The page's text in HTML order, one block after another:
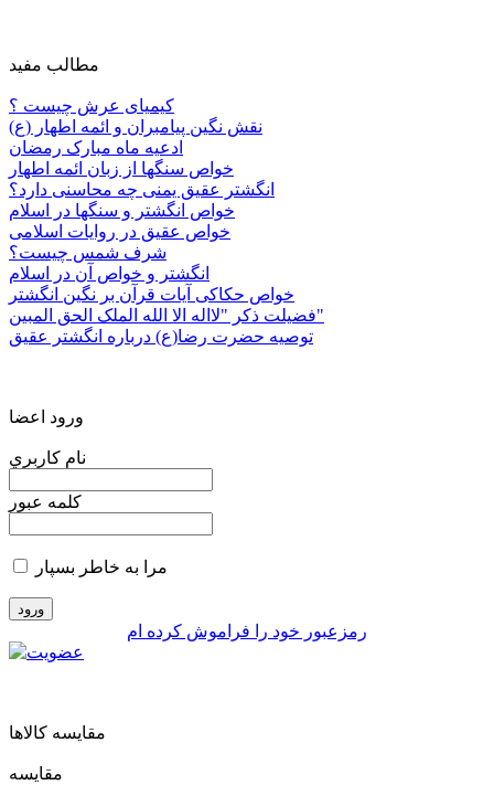
مطالب مفید
کیمیای عرش چیست ؟
نقش نگین پیامبران و ائمه اطهار (ع)
ادعیه ماه مبارک رمضان
خواص سنگها از زبان ائمه اطهار
انگشتر عقیق یمنی چه محاسنی دارد؟
خواص انگشتر و سنگها در اسلام
خواص عقیق در روایات اسلامی
شرف شمس چیست؟
انگشتر و خواص آن در اسلام
خواص حکاکی آیات قرآن بر نگین انگشتر
فضیلت ذکر "لااله الا الله الملک الحق المبین"
توصیه حضرت رضا(ع) درباره انگشتر عقیق
ورود اعضا
نام کاربري
کلمه عبور
مرا به خاطر بسپار
رمزعبور خود را فراموش کرده ام
مقايسه کالاها
مقایسه